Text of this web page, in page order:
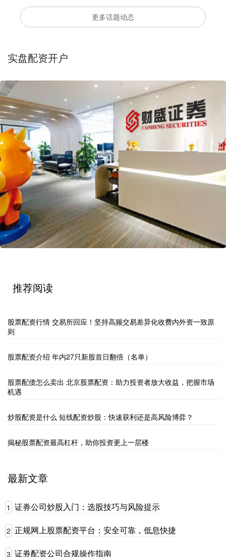
更多话题动态
实盘配资开户
推荐阅读
股票配资行情 交易所回应！坚持高频交易差异化收费内外资一致原
则
股票配资介绍 年内27只新股首日翻倍（名单）
股票配债怎么卖出 北京股票配资：助力投资者放大收益，把握市场
机遇
炒股配资是什么 短线配资炒股：快速获利还是高风险博弈？
揭秘股票配资最高杠杆，助你投资更上一层楼
最新文章
1 证券公司炒股入门：选股技巧与风险提示
2 正规网上股票配资平台：安全可靠，低息快捷
3 证券配资公司合规操作指南